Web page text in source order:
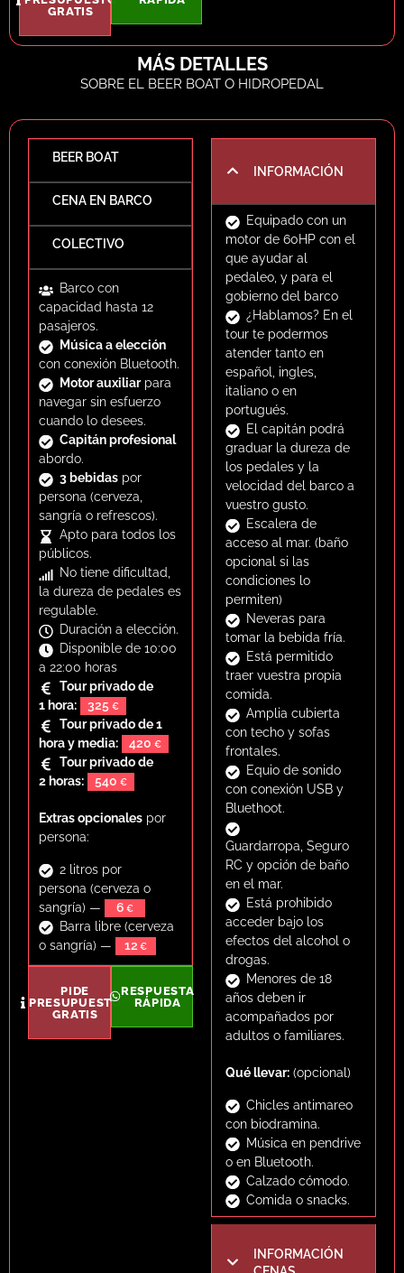
propia playlist o dejar que
nuestro capitán anime la
travesía. Gracias a su
potente motor auxiliar,
RESERVA?
Embarcación
homologada para
(cerveza, sangría o
refrescos).
Música a bordo con
conexiónBluetooth.
Capitán profesional
briefing de seguridad.
Motor auxiliarpara
navegar sin esfuerzo cuando
lo desees.
Guardarropa seco y
seguro de responsabilidad
civil.
Escalera para baño (*si
las condiciones del mar lo
permiten*).
Disponibilidad todo el
año, salidas de10:00 h a
22:00 h.
MODALIDADES Y
TARIFAS
1) Pedal Tours — Beer
Boat
Sube con tu grupo o
apúntate de forma individual
Marina Real y la Malvarrosa
con música y bebidas
privado:
1 hora:
325
90 min:
420
2 horas:
540
Pedal Tour en compartido
90 min:desde 38
por
persona.
Extras opcionales, (precio por
persona)
GRATIS
MÁS DETALLES
SOBRE EL BEER BOAT O HIDROPEDAL
BEER BOAT
CENA EN BARCO
COLECTIVO
Barco con
capacidad hasta 12
pasajeros.
Música a elección
con conexión Bluetooth.
Motor auxiliarpara
navegar sin esfuerzo
cuando lo desees.
Capitán profesional
abordo.
3 bebidas por
persona (cerveza,
sangría o refrescos).
Apto para todos los
públicos.
No tiene dificultad,
la dureza de pedales es
regulable.
Duración a elección.
Disponible de 10:00
a 22:00 horas
Tour privado de
1 hora:
325
Tour privado de 1
hora y media:
420
Tour privado de
2 horas:
540
Extras opcionales por
persona:
2 litros por
persona (cerveza o
sangría) —
6
Barra libre (cerveza
o sangría) —
12
PIDE
PRESUPUESTO
GRATIS
RESPUESTA
RÁPIDA
INFORMACIÓN
Equipado con un
motor de 60HP con el
que ayudar al
pedaleo, y para el
gobierno del barco
¿Hablamos? En el
tour te podermos
atender tanto en
español, ingles,
italiano o en
portugués.
El capitán podrá
graduar la dureza de
los pedales y la
velocidad del barco a
vuestro gusto.
Escalera de
acceso al mar. (baño
opcional si las
condiciones lo
permiten)
Neveras para
tomar la bebida fría.
Está permitido
traer vuestra propia
comida.
Amplia cubierta
con techo y sofas
frontales.
Equio de sonido
con conexión USB y
Bluethoot.
Guardarropa, Seguro
RC y opción de baño
en el mar.
Está prohibido
acceder bajo los
efectos del alcohol o
drogas.
Menores de 18
años deben ir
acompañados por
adultos o familiares.
Qué llevar: (opcional)
Chicles antimareo
con biodramina.
Música en pendrive
o en Bluetooth.
Calzado cómodo.
Comida o snacks.
INFORMACIÓN